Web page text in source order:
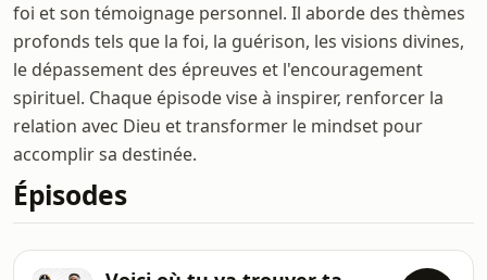
foi et son témoignage personnel. Il aborde des thèmes
profonds tels que la foi, la guérison, les visions divines,
le dépassement des épreuves et l'encouragement
spirituel. Chaque épisode vise à inspirer, renforcer la
relation avec Dieu et transformer le mindset pour
accomplir sa destinée.
Épisodes